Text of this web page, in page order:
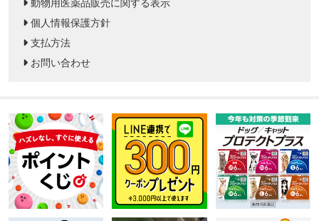
動物用医薬品販売に関する表示
個人情報保護方針
支払方法
お問い合わせ